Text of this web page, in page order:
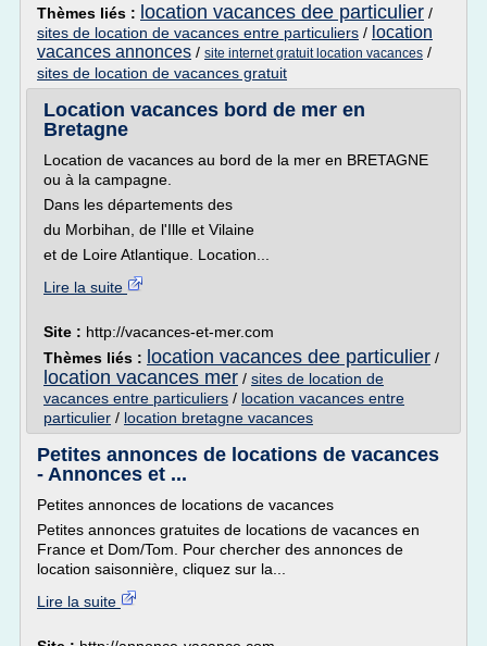
Thèmes liés : location vacances dee particulier /
sites de location de vacances entre particuliers / location
vacances annonces / site internet gratuit location vacances /
sites de location de vacances gratuit
Location vacances bord de mer en
Bretagne
Location de vacances au bord de la mer en BRETAGNE
ou à la campagne.
Dans les départements des
du Morbihan, de l'Ille et Vilaine
et de Loire Atlantique. Location...
Lire la suite
Site : http://vacances-et-mer.com
Thèmes liés : location vacances dee particulier /
location vacances mer / sites de location de
vacances entre particuliers / location vacances entre
particulier / location bretagne vacances
Petites annonces de locations de vacances
- Annonces et ...
Petites annonces de locations de vacances
Petites annonces gratuites de locations de vacances en
France et Dom/Tom. Pour chercher des annonces de
location saisonnière, cliquez sur la...
Lire la suite